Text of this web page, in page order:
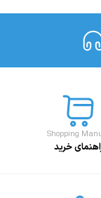
Shopping
خرید